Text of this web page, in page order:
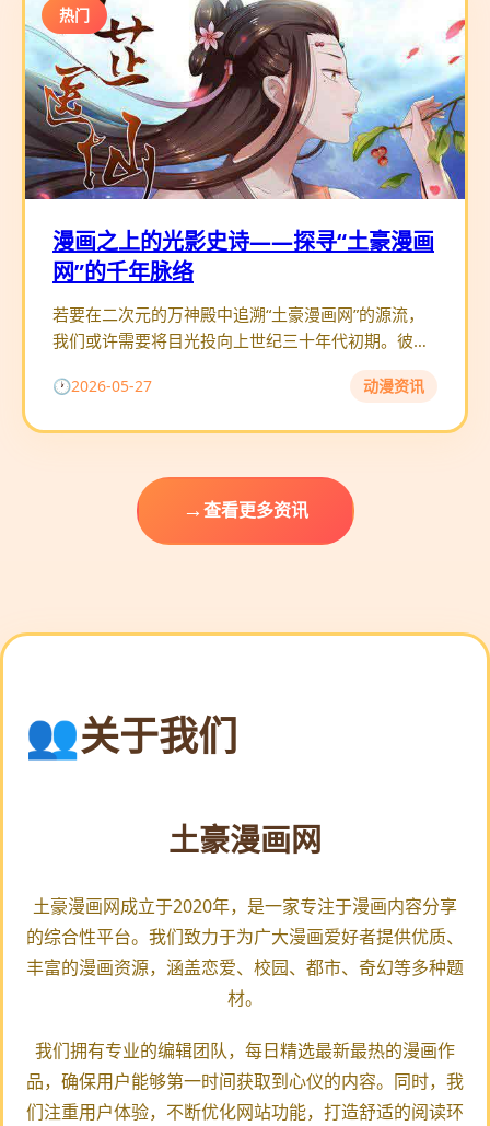
热门
漫画之上的光影史诗——探寻“土豪漫画
网”的千年脉络
若要在二次元的万神殿中追溯“土豪漫画网”的源流，
我们或许需要将目光投向上世纪三十年代初期。彼
时，整个东方还沉浸在近代化的阵痛与觉醒之中，而
一种隐秘而先锋的影像美学
2026-05-27 动漫资讯
查看更多资讯
关于我们
土豪漫画网
土豪漫画网成立于2020年，是一家专注于漫画内容分享
的综合性平台。我们致力于为广大漫画爱好者提供优质、
丰富的漫画资源，涵盖恋爱、校园、都市、奇幻等多种题
材。
我们拥有专业的编辑团队，每日精选最新最热的漫画作
品，确保用户能够第一时间获取到心仪的内容。同时，我
们注重用户体验，不断优化网站功能，打造舒适的阅读环